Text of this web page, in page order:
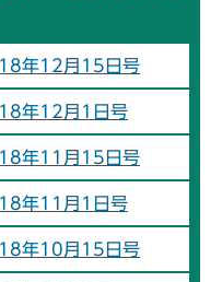
年12月15日号
年12月1日号
年11月15日号
年11月1日号
年10月15日号